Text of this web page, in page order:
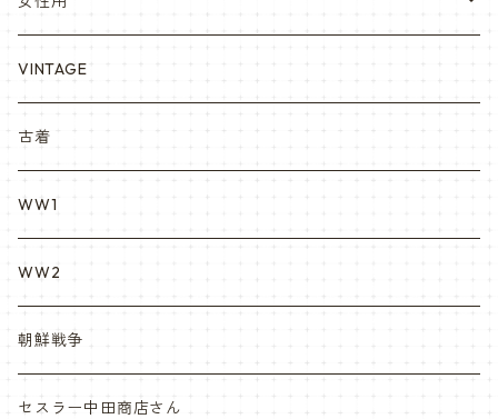
シャークマウス
REPRO レプロ
ポーラテック/POLARTEC
米軍放出品ブーツ
DRAGON ドラゴン
Nyat Mil ニャットミル
カスタム KURI
VietnamEra ウエア
Vietnam ジャングルブーツ
ナム戦装備類/ポーチ・ベルト・小物・ヘルメット等
ARC アメリカンレッドクロス
NURES
VINTAGE
古着
WW1
WW2
朝鮮戦争
セスラー中田商店さん